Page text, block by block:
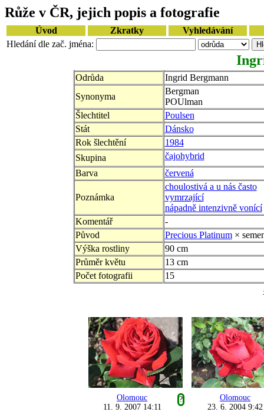
Růže v ČR, jejich popis a fotografie
Úvod Zkratky
Vyhledávání
Hledání dle zač. jména:
Odrůda
Ingrid Bergmann
Synonyma
Bergman
POUlman
Šlechtitel
Poulsen
Stát
Dánsko
Rok šlechtění
1984
Skupina
čajohybrid
Barva
červená
Poznámka
choulostivá a u nás často
vymrzající
nápadně intenzivně vonící
Komentář
-
Původ
Precious Platinum×
Výška rostliny
90 cm
Průměr květu
13 cm
Počet fotografii
15
Olomouc
?
11. 9. 2007 14:11
Olomouc
23. 6. 2004 9:42